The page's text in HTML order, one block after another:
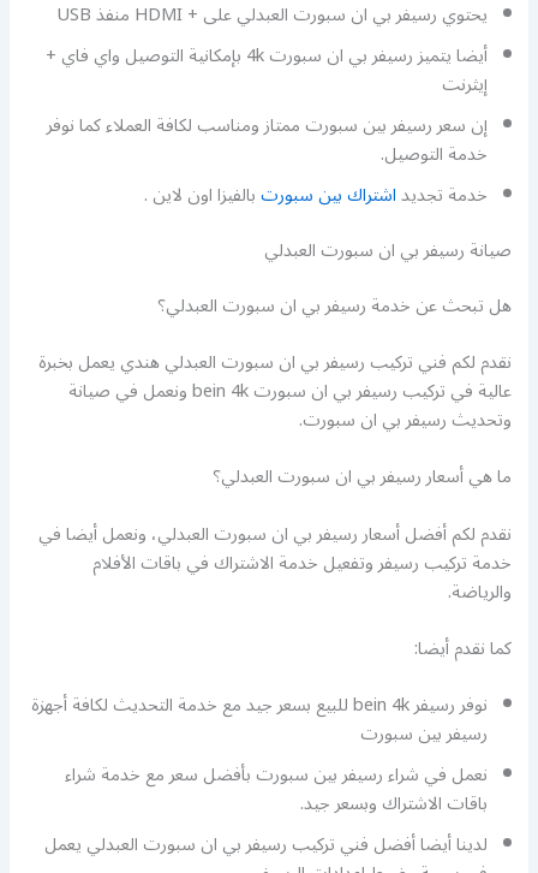
يحتوي رسيفر بي ان سبورت العبدلي على + HDMI منفذ USB
أيضا يتميز رسيفر بي ان سبورت 4k بإمكانية التوصيل واي فاي +
إيثرنت
إن سعر رسيفر بين سبورت ممتاز ومناسب لكافة العملاء كما نوفر
خدمة التوصيل.
خدمة تجديداشتراك بين سبورتبالفيزا اون لاين .
صيانة رسيفر بي ان سبورت العبدلي
هل تبحث عن خدمة رسيفر بي ان سبورت العبدلي؟
نقدم لكم فني تركيب رسيفر بي ان سبورت العبدلي هندي يعمل بخبرة
عالية في تركيب رسيفر بي ان سبورت bein 4k ونعمل في صيانة
وتحديث رسيفر بي ان سبورت.
ما هي أسعار رسيفر بي ان سبورت العبدلي؟
نقدم لكم أفضل أسعار رسيفر بي ان سبورت العبدلي، ونعمل أيضا في
خدمة تركيب رسيفر وتفعيل خدمة الاشتراك في باقات الأفلام
والرياضة.
كما نقدم أيضا:
نوفر رسيفر bein 4k للبيع بسعر جيد مع خدمة التحديث لكافة أجهزة
رسيفر بين سبورت
نعمل في شراء رسيفر بين سبورت بأفضل سعر مع خدمة شراء
باقات الاشتراك وبسعر جيد.
لدينا أيضا أفضل فني تركيب رسيفر بي ان سبورت العبدلي يعمل